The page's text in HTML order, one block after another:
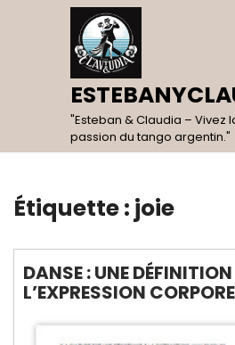
"Esteban & Claudia – Vivez
passion du tango argentin."
Étiquette : joie
DANSE : UNE DÉFINITION
L’EXPRESSION